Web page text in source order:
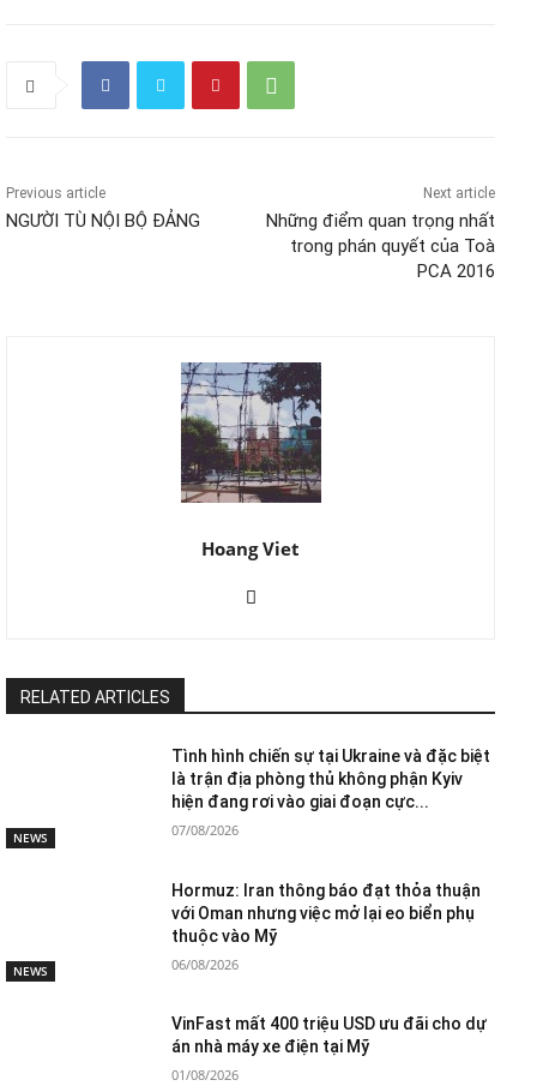
Previous article
NGƯỜI TÙ NỘI BỘ ĐẢNG
Next article
Những điểm quan trọng nhất
trong phán quyết của Toà
PCA 2016
Hoang Viet
RELATED ARTICLES
NEWS
Tình hình chiến sự tại Ukraine và đặc biệt
là trận địa phòng thủ không phận Kyiv
hiện đang rơi vào giai đoạn cực...
07/08/2026
NEWS
Hormuz: Iran thông báo đạt thỏa thuận
với Oman nhưng việc mở lại eo biển phụ
thuộc vào Mỹ
06/08/2026
VinFast mất 400 triệu USD ưu đãi cho dự
án nhà máy xe điện tại Mỹ
01/08/2026